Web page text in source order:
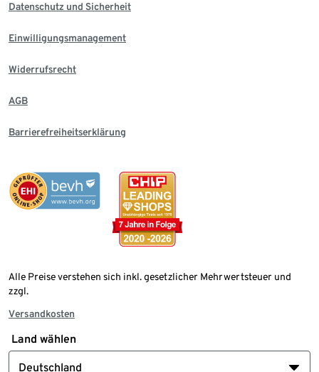
Datenschutz und Sicherheit
Einwilligungsmanagement
Widerrufsrecht
AGB
Barrierefreiheitserklärung
Alle Preise verstehen sich inkl. gesetzlicher Mehrwertsteuer und
zzgl.
Versandkosten
Land wählen
Deutschland